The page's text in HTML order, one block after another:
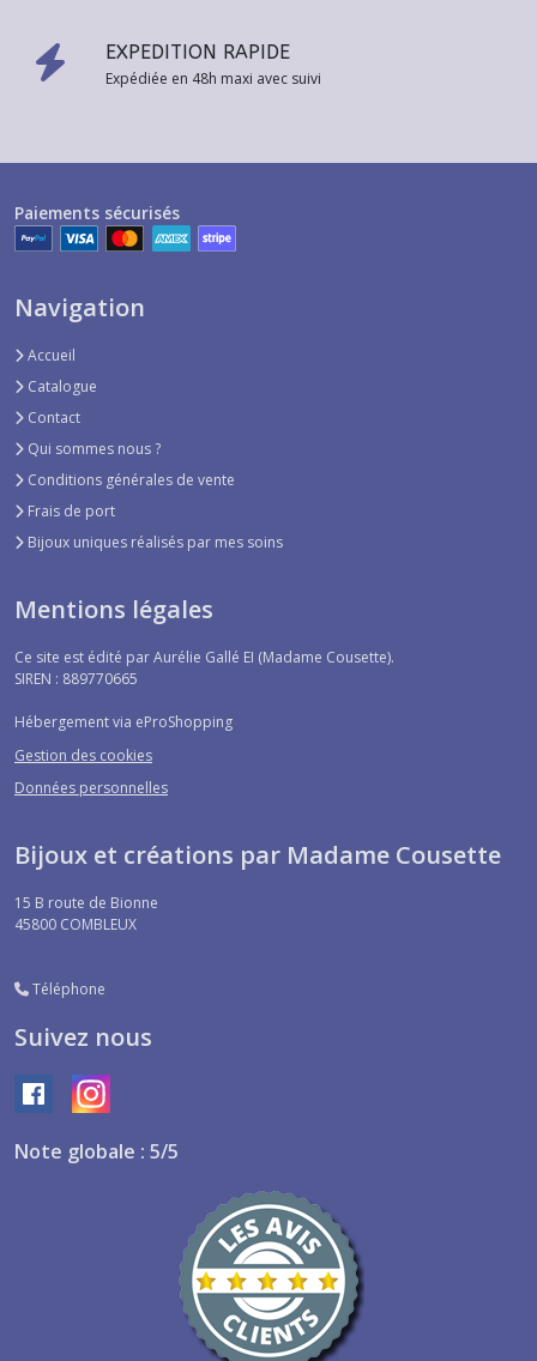
EXPEDITION RAPIDE
Expédiée en 48h maxi avec suivi
Paiements sécurisés
Navigation
Accueil
Catalogue
Contact
Qui sommes nous ?
Conditions générales de vente
Frais de port
Bijoux uniques réalisés par mes soins
Mentions légales
Ce site est édité par Aurélie Gallé EI (Madame Cousette).
SIREN : 889770665
Hébergement via eProShopping
Gestion des cookies
Données personnelles
Bijoux et créations par Madame Cousette
15 B route de Bionne
45800 COMBLEUX
Téléphone
Suivez nous
Note globale : 5/5